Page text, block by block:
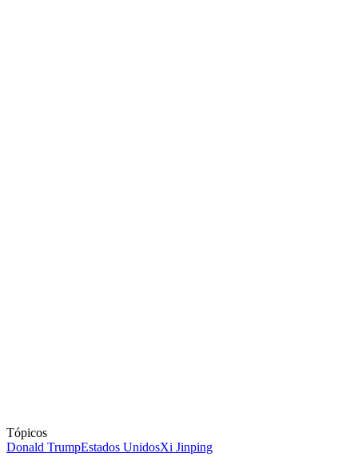
Tópicos
Donald TrumpEstados UnidosXi Jinping